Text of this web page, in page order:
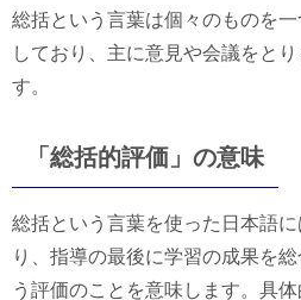
総括という言葉は個々のものを
しており、主に意見や会議をと
す。
「総括的評価」の意味
総括という言葉を使った日本語
り、指導の最後に学習の成果を
う評価のことを意味します。具